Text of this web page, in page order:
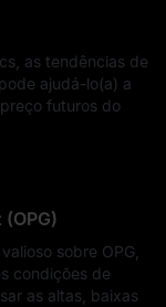
as tendências de
ajudá-lo(a) a
futuros do
sobre OPG,
condições de
as altas, baixas